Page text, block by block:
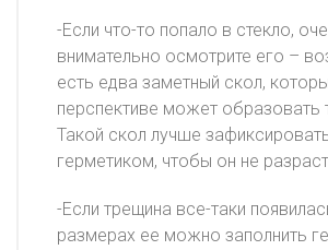
-Если что-то попало в стекло,
внимательно осмотрите его –
есть едва заметный скол,
перспективе может образовать
Такой скол лучше
герметиком, чтобы он не
-Если трещина все-таки
размерах ее можно заполнить